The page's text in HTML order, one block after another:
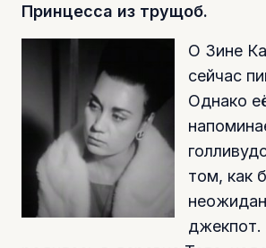
Принцесса из трущоб.
О Зине
сейчас
Однако
том, как
джекпот.